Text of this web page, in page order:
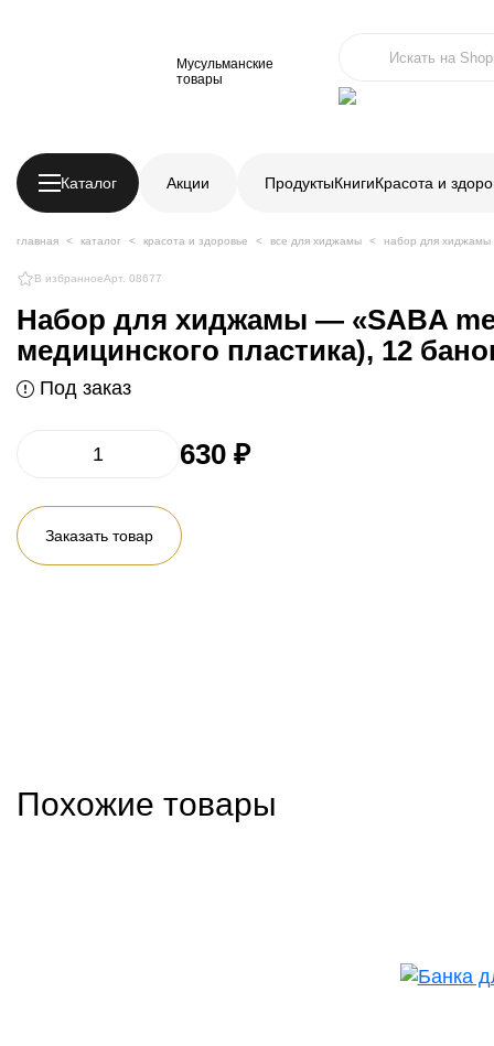
Мусульманские
товары
Каталог Акции ПродуктыКнигиКрасота и
главная каталог красота и здоровье все для хиджамы набор для хиджамы
В избранноеАрт. 08677
Набор для хиджамы — «SABA
медицинского пластика), 12
Под заказ
630 ₽
Заказать товар
Похожие товары